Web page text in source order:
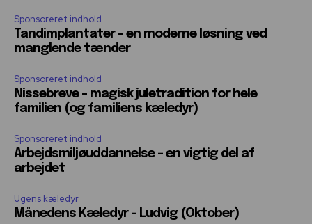
Sponsoreret indhold
Tandimplantater – en moderne løsning ved
manglende tænder
Sponsoreret indhold
Nissebreve – magisk juletradition for hele
familien (og familiens kæledyr)
Sponsoreret indhold
Arbejdsmiljøuddannelse – en vigtig del af
arbejdet
Ugens kæledyr
Månedens Kæledyr – Ludvig (Oktober)